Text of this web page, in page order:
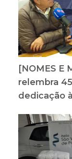
[NOMES E
relembra
dedicação